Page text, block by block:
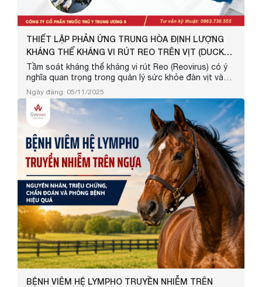
THIẾT LẬP PHẢN ỨNG TRUNG HÒA ĐỊNH LƯỢNG
KHÁNG THỂ KHÁNG VI RÚT REO TRÊN VỊT (DUCK
REO...
Tầm soát kháng thể kháng vi rút Reo (Reovirus) có ý
nghĩa quan trọng trong quản lý sức khỏe đàn vịt và
nâng cao hiệu quả chăn nuôi. Việc kiểm tra giúp đánh
giá hiệu quả miễn dịch sau tiêm phòng, phát hiện sớm
nguy cơ nhiễm bệnh và giảm thiểu thiệt hại kinh tế.
đến năng suất đàn vịt. Bài viết dưới đây, Fivevet sẽ
cung cấp thông tin về các vai trò và tầm quan trọng
của việc ...
Ngày đăng: 05/11/2025
BỆNH VIÊM HỆ LYMPHO TRUYỀN NHIỄM TRÊN